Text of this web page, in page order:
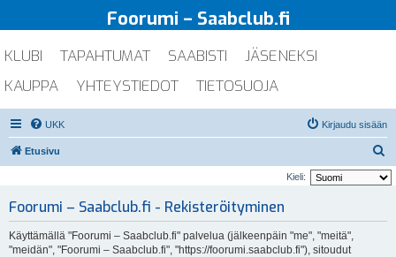
Foorumi – Saabclub.fi
KLUBI TAPAHTUMAT SAABISTI
JÄSENEKSI
KAUPPA
YHTEYSTIEDOT TIETOSUOJA
UKK Kirjaudu sisään
Etusivu
t
Kieli:
Foorumi – Saabclub.fi - Rekisteröityminen
Käyttämällä "Foorumi – Saabclub.fi" palvelua (jälkeenpäin "me", "meitä",
"meidän", "Foorumi – Saabclub.fi", "https://foorumi.saabclub.fi"), sitoudut